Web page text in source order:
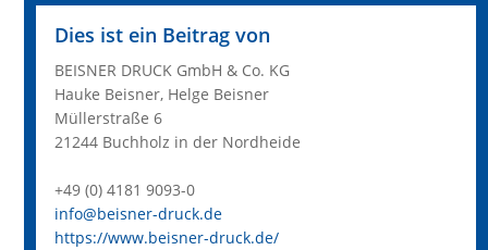
Dies ist ein Beitrag von
BEISNER DRUCK GmbH & Co. KG
Hauke Beisner, Helge Beisner
Müllerstraße 6
21244 Buchholz in der Nordheide
+49 (0) 4181 9093-0
info@beisner-druck.de
https://www.beisner-druck.de/